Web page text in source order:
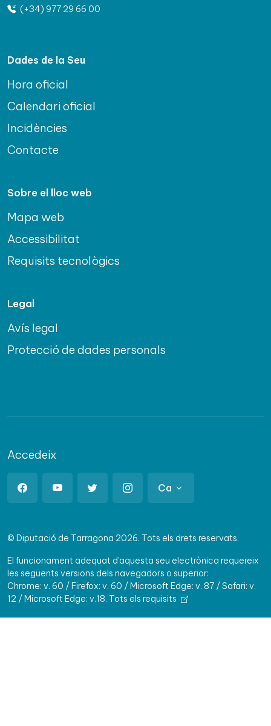
(+34) 977 29 66 00
Dades de la Seu
Hora oficial
Calendari oficial
Incidències
Contacte
Sobre el lloc web
Mapa web
Accessibilitat
Requisits tecnològics
Legal
Avís legal
Protecció de dades personals
Accedeix
Ca
© Diputació de Tarragona 2026. Tots els drets reservats.
El funcionament adequat d'aquesta seu electrònica requereix
les següents versions dels navegadors o superior:
Chrome: v. 60 / Firefox: v. 60 / Microsoft Edge: v. 87 / Safari: v.
12 / Microsoft Edge: v.18. Tots els requisits